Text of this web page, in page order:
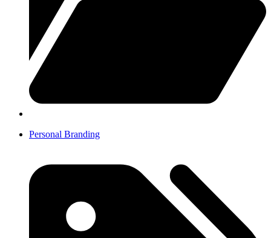
Personal Branding